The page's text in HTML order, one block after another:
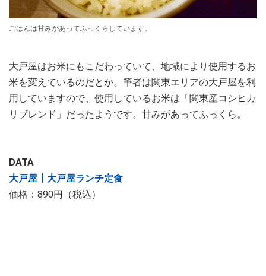
ごはんは甘みがあってふっくらしています。
大戸屋はお米にもこだわっていて、地域により使用するお
米を変えているのだとか。筆者は関東エリアの大戸屋を利
用していますので、使用しているお米は「関東産コシヒカ
リブレンド」だったようです。甘みがあってふっくら。
DATA
大戸屋┃大戸屋ランチ定食
価格：890円（税込）